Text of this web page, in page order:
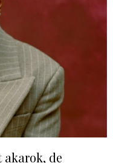
akarok, de